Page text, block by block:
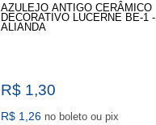
AZULEJO ANTIGO CERÂMICO
DECORATIVO LUCERNE BE-1 -
ALIANDA
R$ 1,30
R$ 1,26 no boleto ou pix